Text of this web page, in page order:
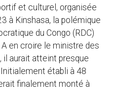
et culturel, organisée
à Kinshasa, la polémique
du Congo (RDC)
en croire le ministre des
il aurait atteint presque
établi à 48
finalement monté à